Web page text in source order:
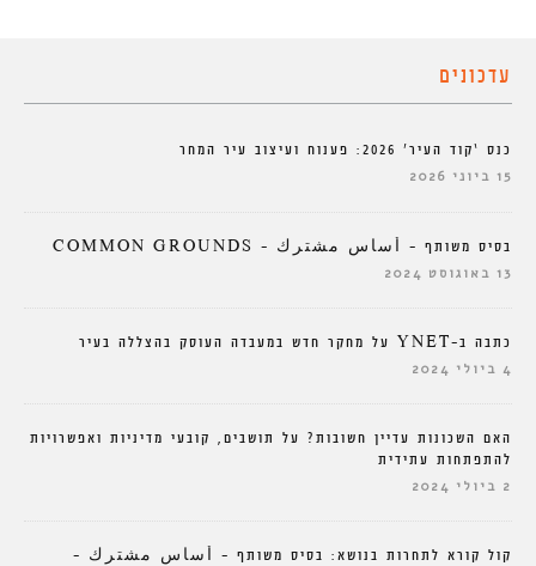
עדכונים
כנס ‘קוד העיר’ 2026: פענוח ועיצוב עיר המחר
15 ביוני 2026
בסיס משותף – أساس مشترك – COMMON GROUNDS
13 באוגוסט 2024
כתבה ב-YNET על מחקר חדש במעבדה העוסק בהצללה בעיר
4 ביולי 2024
האם השכונות עדיין חשובות? על תושבים, קובעי מדיניות ואפשרויות
להתפתחות עתידית
2 ביולי 2024
קול קורא לתחרות בנושא: בסיס משותף – أساس مشترك –